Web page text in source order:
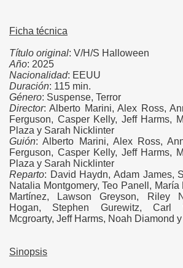
Ficha técnica
Título original: V/H/S Halloween
Año: 2025
Nacionalidad: EEUU
Duración: 115 min.
Género: Suspense, Terror
Director: Alberto Marini, Alex Ross,
Ferguson, Casper Kelly, Jeff Harms,
Plaza y Sarah Nicklinter
Guión: Alberto Marini, Alex Ross,
Ferguson, Casper Kelly, Jeff Harms,
Plaza y Sarah Nicklinter
Reparto: David Haydn, Adam James,
Natalia Montgomery, Teo Panell, María
Martínez, Lawson Greyson, Riley
Hogan, Stephen Gurewitz, Carl
Mcgroarty, Jeff Harms, Noah Diamond
Sinopsis